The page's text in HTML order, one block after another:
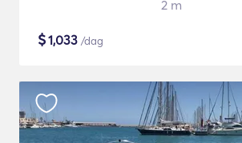
2 m
$1,033 /dag